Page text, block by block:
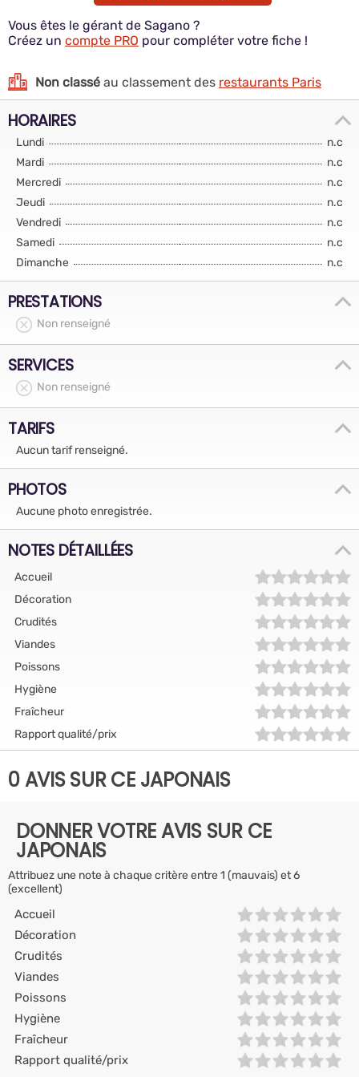
Vous êtes le gérant de Sagano ?
Créez un compte PRO pour compléter votre fiche !
Non classé au classement des restaurants Paris
HORAIRES
Lundi
n.c
Mardi
n.c
Mercredi
n.c
Jeudi
n.c
Vendredi
n.c
Samedi
n.c
Dimanche
n.c
PRESTATIONS
Non renseigné
SERVICES
Non renseigné
TARIFS
Aucun tarif renseigné.
PHOTOS
Aucune photo enregistrée.
NOTES DÉTAILLÉES
Accueil
Décoration
Crudités
Viandes
Poissons
Hygiène
Fraîcheur
Rapport qualité/prix
0 AVIS SUR CE JAPONAIS
DONNER VOTRE AVIS SUR CE
JAPONAIS
Attribuez une note à chaque critère entre 1 (mauvais) et 6
(excellent)
Accueil
Décoration
Crudités
Viandes
Poissons
Hygiène
Fraîcheur
Rapport qualité/prix